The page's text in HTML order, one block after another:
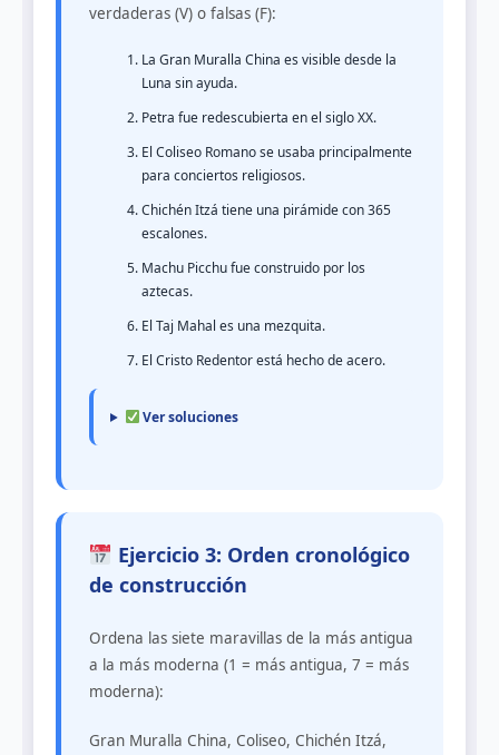
verdaderas (V) o falsas (F):
La Gran Muralla China es visible desde la
Luna sin ayuda.
Petra fue redescubierta en el siglo XX.
El Coliseo Romano se usaba principalmente
para conciertos religiosos.
Chichén Itzá tiene una pirámide con 365
escalones.
Machu Picchu fue construido por los
aztecas.
El Taj Mahal es una mezquita.
El Cristo Redentor está hecho de acero.
Ver soluciones
Ejercicio 3: Orden cronológico
de construcción
Ordena las siete maravillas de la más antigua
a la más moderna (1 = más antigua, 7 = más
moderna):
Gran Muralla China, Coliseo, Chichén Itzá,